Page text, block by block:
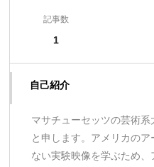
記事数
1
自己紹介
マサチューセッツの芸術
と申します。アメリカの
ない実験映像を学ぶため